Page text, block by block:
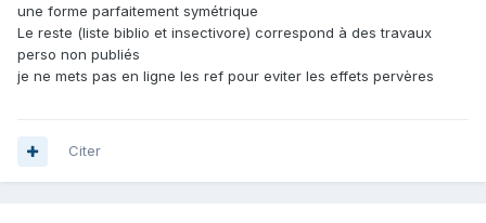
une forme parfaitement symétrique
Le reste (liste biblio et insectivore) correspond à des travaux
perso non publiés
je ne mets pas en ligne les ref pour eviter les effets pervères
Citer